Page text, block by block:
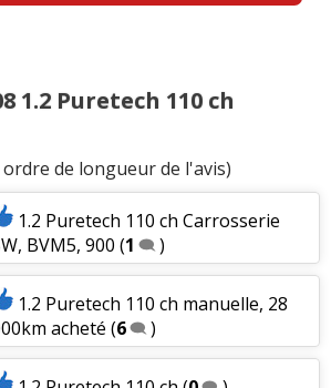
1.2 Puretech 110 ch
de longueur de l'avis)
1.2 Puretech 110 ch Carrosserie
BVM5, 900 (1 )
1.2 Puretech 110 ch manuelle, 28
acheté (6 )